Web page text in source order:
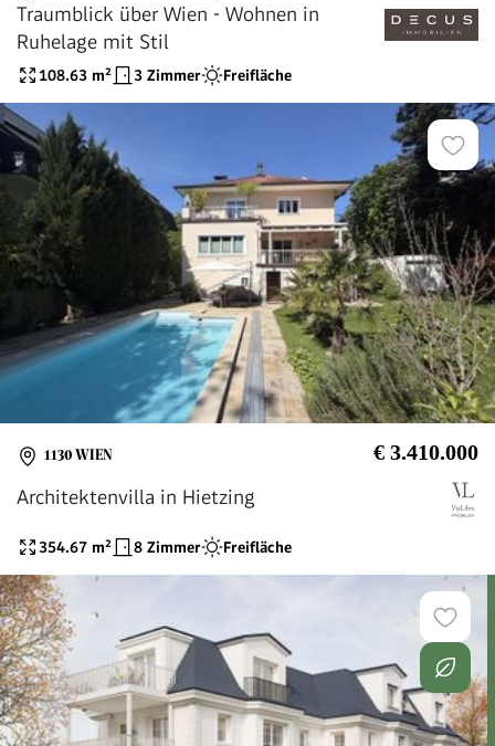
Traumblick über Wien - Wohnen in
Ruhelage mit Stil
108.63 m² 3 Zimmer Freifläche
1130 WIEN € 3.410.000
Architektenvilla in Hietzing
354.67 m² 8 Zimmer Freifläche